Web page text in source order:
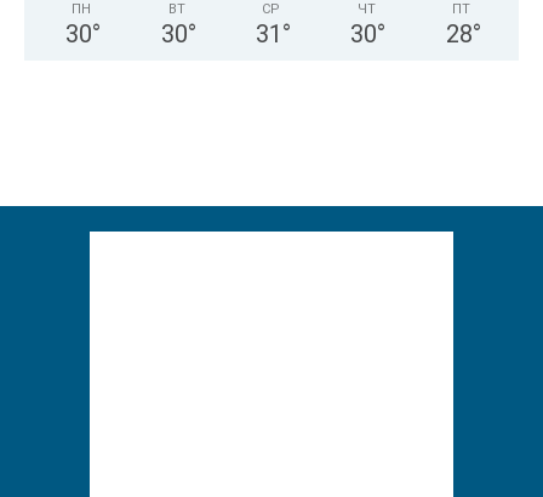
ПН
30°
ВТ
30°
СР
31 °
ЧТ
30°
ПТ
28°